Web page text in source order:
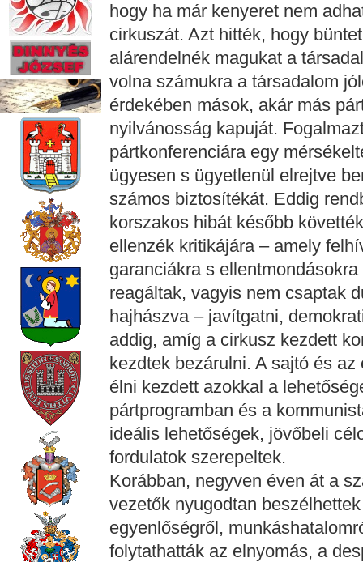
hogy ha már kenyeret nem
cirkuszát. Azt hitték, hogy
alárendelnék magukat a
volna számukra a társadalom
érdekében mások, akár más
nyilvánosság kapuját.
pártkonferenciára egy
ügyesen s ügyetlenül elrejtve
számos biztosítékát. Eddig
korszakos hibát később
ellenzék kritikájára – amely
garanciákra s
reagáltak, vagyis nem csaptak
hajhászva – javítgatni,
addig, amíg a cirkusz kezdett
kezdtek bezárulni. A sajtó és
élni kezdett azokkal a
pártprogramban és a
ideális lehetőségek, jövőbeli
fordulatok szerepeltek.
Korábban, negyven éven át a
vezetők nyugodtan
egyenlőségről,
folytathatták az elnyomás, a